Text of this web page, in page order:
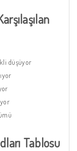
düşüyor
Tablosu